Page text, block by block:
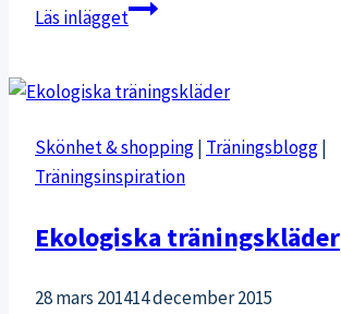
Läs inläggetSommar
i
Sande
Skönhet & shopping| Träningsblogg|
Träningsinspiration
Ekologiska träningskläder
28 mars 201414 december 2015